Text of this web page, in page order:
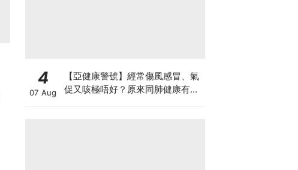
4
07 Aug
【亞健康警號】經常傷風感冒、氣
促又咳極唔好？原來同肺健康有